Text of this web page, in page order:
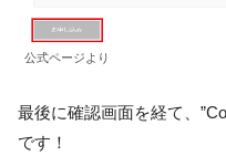
公式ページより
最後に確認画面を経て、
です！